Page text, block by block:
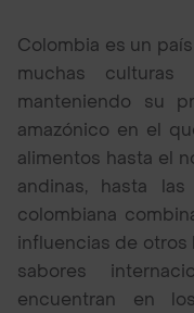
Colombia es un
muchas
manteniendo su
amazónico en el
alimentos hasta el
andinas, hasta
colombiana
influencias de otros
sabores
encuentran en